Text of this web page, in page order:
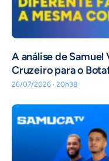
A análise de
Cruzeiro para o
26/07/2026 · 20h38